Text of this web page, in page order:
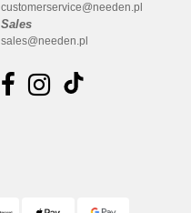
customerservice@needen.pl
Sales
sales@needen.pl